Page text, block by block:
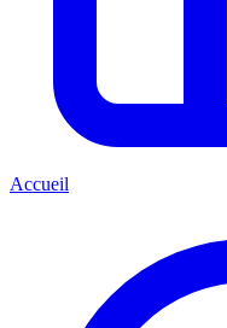
Accueil